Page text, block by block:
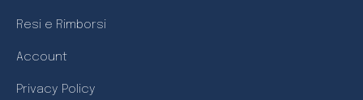
Resi e Rimborsi
Account
Privacy Policy